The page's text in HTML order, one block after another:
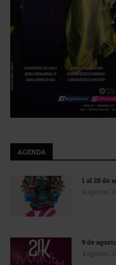
AGENDA
1 al 28 de
4 agosto,
9 de
4 agosto,